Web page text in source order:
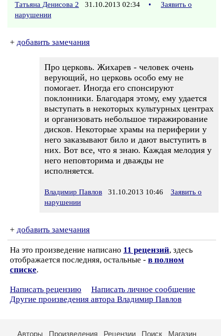
Татьяна Денисова 2 31.10.2013 02:34 •
Заявить о
нарушении
+ добавить замечания
Про церковь. Жихарев - человек очень
верующий, но церковь особо ему не
помогает. Иногда его спонсируют
поклонники. Благодаря этому, ему удается
выступать в некоторых культурных центрах
и организовать небольшое тиражирование
дисков. Некоторые храмы на периферии у
него заказывают било и дают выступить в
них. Вот все, что я знаю. Каждая мелодия у
него неповторима и дважды не
исполняется.
Владимир Павлов 31.10.2013 10:46
Заявить о
нарушении
+ добавить замечания
На это произведение написано 11 рецензий, здесь
отображается последняя, остальные - в полном
списке.
Написать рецензию
Написать личное сообщение
Другие произведения автора Владимир Павлов
Авторы Произведения Рецензии Поиск Магазин